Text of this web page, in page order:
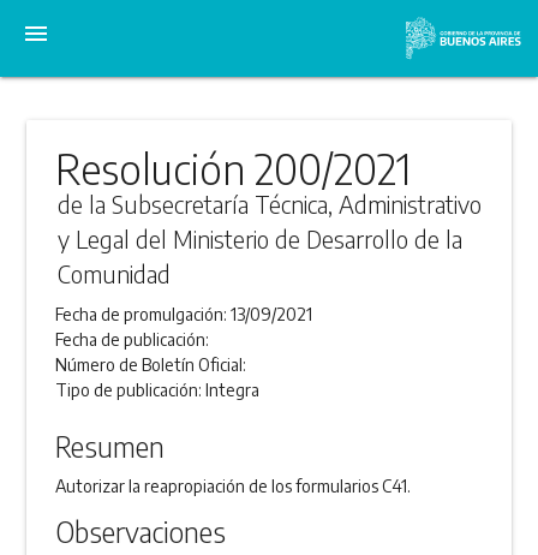
menu
Resolución 200/2021
de la Subsecretaría Técnica, Administrativo
y Legal del Ministerio de Desarrollo de la
Comunidad
Fecha de promulgación:13/09/2021
Fecha de publicación:
Número de Boletín Oficial:
Tipo de publicación:Integra
Resumen
Autorizar la reapropiación de los formularios C41.
Observaciones